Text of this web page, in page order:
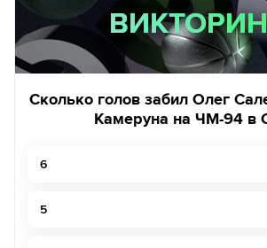
Сколько голов забил Олег
Камеруна на ЧМ-94 в
6
5